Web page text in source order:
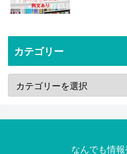
カテゴリー
なんでも情